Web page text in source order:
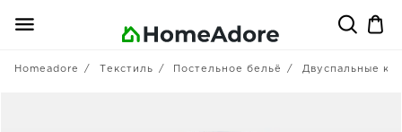
Homeadore Текстиль Постельное бельё Двуспальные